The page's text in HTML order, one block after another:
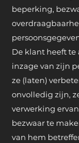
beperking,
De klant heeft
inzage van zijn
ze (laten)
onvolledig zijn,
verwerking
bezwaar te
van hem